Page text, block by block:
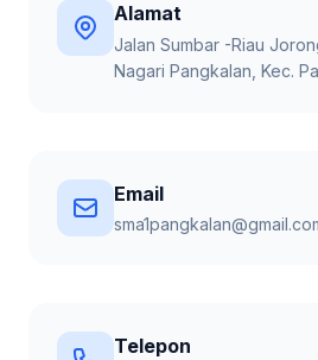
Alamat
Jalan Sumbar -Riau
Nagari Pangkalan, Kec.
Email
Telepon